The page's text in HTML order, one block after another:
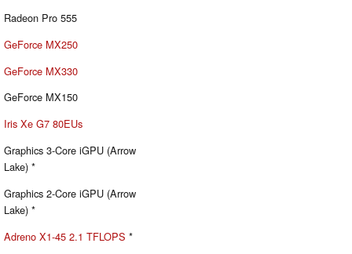
Radeon Pro 555
GeForce MX250
GeForce MX330
GeForce MX150
Iris Xe G7 80EUs
Graphics 3-Core iGPU (Arrow
Lake) *
Graphics 2-Core iGPU (Arrow
Lake) *
Adreno X1-45 2.1 TFLOPS *